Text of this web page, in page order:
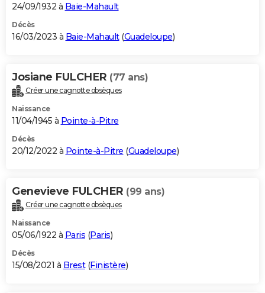
24/09/1932 à Baie-Mahault
Décès
16/03/2023 à Baie-Mahault(Guadeloupe)
Josiane FULCHER (77 ans)
Créer une cagnotte obsèques
Naissance
11/04/1945 à Pointe-à-Pitre
Décès
20/12/2022 à Pointe-à-Pitre (Guadeloupe)
Genevieve FULCHER (99 ans)
Créer une cagnotte obsèques
Naissance
05/06/1922 à Paris (Paris)
Décès
15/08/2021 à Brest(Finistère)